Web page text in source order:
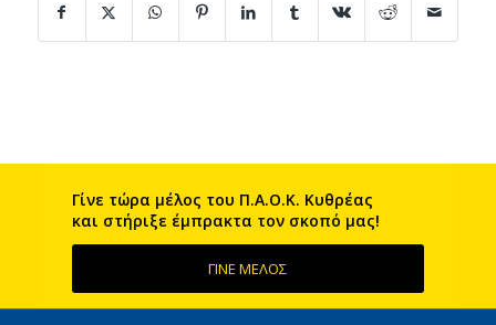
Γίνε τώρα μέλος του Π.Α.Ο.Κ. Kυθρέας
και στήριξε έμπρακτα τον σκοπό μας!
ΓΙΝΕ ΜΕΛΟΣ